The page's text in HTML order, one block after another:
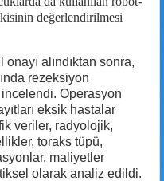
değerlendirilmesi
onayı alındıktan sonra,
rezeksiyon
Operasyon
eksik hastalar
veriler, radyolojik,
toraks tüpü,
maliyetler
olarak analiz edildi.